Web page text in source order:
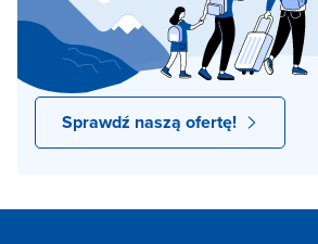
Sprawdź naszą ofertę!